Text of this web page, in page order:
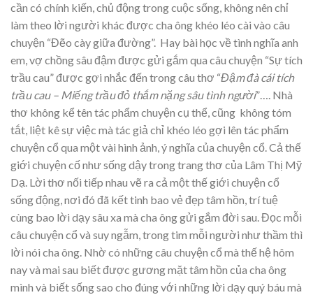
cần có chính kiến, chủ động trong cuộc sống, không nên chỉ
làm theo lời người khác được cha ông khéo léo cài vào câu
chuyện “Đẽo cày giữa đường”. Hay bài học về tình nghĩa anh
em, vợ chồng sâu đậm được gửi gắm qua câu chuyện “Sự tích
trầu cau” được gợi nhắc đến trong câu thơ “Đậm đà cái tích
trầu cau – Miếng trầu đỏ thắm nặng sâu tình người”…. Nhà
thơ không kể tên tác phẩm chuyện cụ thể, cũng không tóm
tắt, liệt kê sự việc mà tác giả chỉ khéo léo gợi lên tác phẩm
chuyện cổ qua một vài hình ảnh, ý nghĩa của chuyện cổ. Cả thế
giới chuyện cố như sống dậy trong trang thơ của Lâm Thị Mỹ
Dạ. Lời thơ nối tiếp nhau vẽ ra cả một thế giới chuyện cổ
sống động, nơi đó đã kết tinh bao vẻ đẹp tâm hồn, trí tuệ
cùng bao lời dạy sâu xa mà cha ông gửi gắm đời sau. Đọc mỗi
câu chuyện cổ và suy ngẫm, trong tim mỗi người như thầm thì
lời nói cha ông. Nhờ có những câu chuyện cổ mà thế hệ hôm
nay và mai sau biết được gương mặt tâm hồn của cha ông
mình và biết sống sao cho đúng với những lời dạy quý báu mà